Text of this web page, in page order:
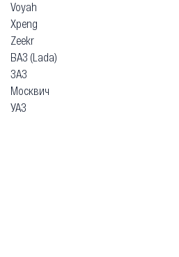
Voyah
Xpeng
Zeekr
ВАЗ (Lada)
ЗАЗ
Москвич
УАЗ